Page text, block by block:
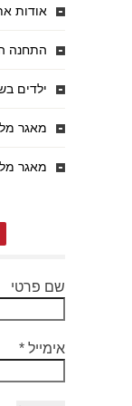
אודות
התחנה
ילדים
מאגר
מאגר
שם פרטי
אימייל *